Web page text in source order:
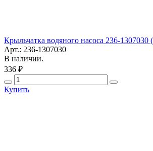
Крыльчатка водяного насоса 236-
Арт.: 236-1307030
В наличии.
336 ₽
Купить